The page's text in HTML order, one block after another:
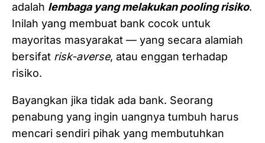
adalah lembaga yang melakukan pooling risiko.
Inilah yang membuat bank cocok untuk
mayoritas masyarakat — yang secara alamiah
bersifat risk-averse, atau enggan terhadap
risiko.
Bayangkan jika tidak ada bank. Seorang
penabung yang ingin uangnya tumbuh harus
mencari sendiri pihak yang membutuhkan